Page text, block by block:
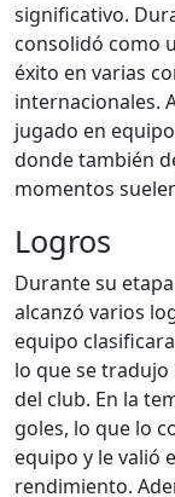
significativo.
consolidó como
éxito en varias
internacionales.
jugado en
donde también
momentos
Logros
Durante su
alcanzó varios
equipo
lo que se
del club. En la
goles, lo que lo
equipo y le valió
rendimiento.